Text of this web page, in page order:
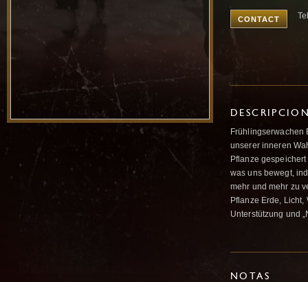
CONTACT
Frühlingserwachen
unserer inneren
Pflanze
was uns bewegt,
mehr und mehr zu
Pflanze Erde,
Unterstützung und
NOTAS